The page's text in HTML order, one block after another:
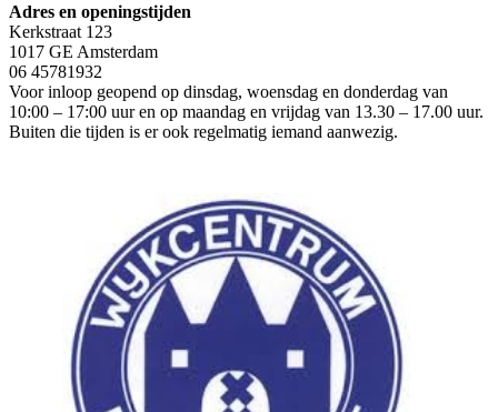
Adres en openingstijden
Kerkstraat 123
1017 GE Amsterdam
06 45781932
Voor inloop geopend op dinsdag, woensdag en donderdag van
10:00 – 17:00 uur en op maandag en vrijdag van 13.30 – 17.00 uur.
Buiten die tijden is er ook regelmatig iemand aanwezig.